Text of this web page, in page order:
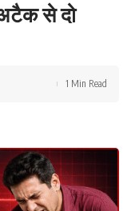
अटैक से दो
1 Min Read